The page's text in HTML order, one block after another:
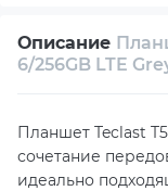
Собственный
Описание
6/256GB LTE
Планшет Teclast
сочетание
идеально